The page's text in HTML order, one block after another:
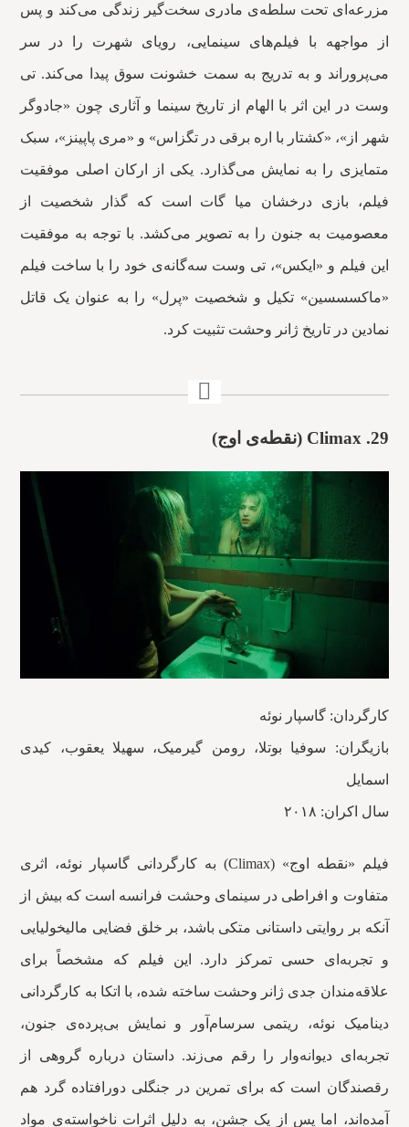
مزرعه‌ای تحت سلطه‌ی مادری سخت‌گیر زندگی می‌کند و پس
از مواجهه با فیلم‌های سینمایی، رویای شهرت را در سر
می‌پروراند و به تدریج به سمت خشونت سوق پیدا می‌کند. تی
وست در این اثر با الهام از تاریخ سینما و آثاری چون «جادوگر
شهر از»، «کشتار با اره برقی در تگزاس» و «مری پاپینز»، سبک
متمایزی را به نمایش می‌گذارد. یکی از ارکان اصلی موفقیت
فیلم، بازی درخشان میا گات است که گذار شخصیت از
معصومیت به جنون را به تصویر می‌کشد. با توجه به موفقیت
این فیلم و «ایکس»، تی وست سه‌گانه‌ی خود را با ساخت فیلم
«ماکسسسین» تکیل و شخصیت «پرل» را به عنوان یک قاتل
نمادین در تاریخ ژانر وحشت تثبیت کرد.
29. Climax (نقطه‌ی اوج)
کارگردان: گاسپار نوئه
بازیگران: سوفیا بوتلا، رومن گیرمیک، سهیلا یعقوب، کیدی
اسمایل
سال اکران: ۲۰۱۸
فیلم «نقطه اوج» (Climax) به کارگردانی گاسپار نوئه، اثری
متفاوت و افراطی در سینمای وحشت فرانسه است که بیش از
آنکه بر روایتی داستانی متکی باشد، بر خلق فضایی مالیخولیایی
و تجربه‌ای حسی تمرکز دارد. این فیلم که مشخصاً برای
علاقه‌مندان جدی ژانر وحشت ساخته شده، با اتکا به کارگردانی
دینامیک نوئه، ریتمی سرسام‌آور و نمایش بی‌پرده‌ی جنون،
تجربه‌ای دیوانه‌وار را رقم می‌زند. داستان درباره گروهی از
رقصندگان است که برای تمرین در جنگلی دورافتاده گرد هم
آمده‌اند، اما پس از یک جشن، به دلیل اثرات ناخواسته‌ی مواد